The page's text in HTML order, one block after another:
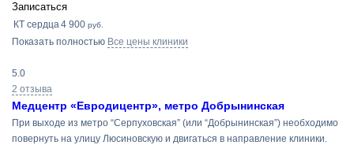
Записаться
КТ сердца4 900 руб.
Показать полностью Все цены клиники
5.0
2 отзыва
Медцентр «Евродицентр», метро Добрынинская
При выходе из метро “Серпуховская” (или “Добрынинская”) необходимо
повернуть на улицу Люсиновскую и двигаться в направление клиники.